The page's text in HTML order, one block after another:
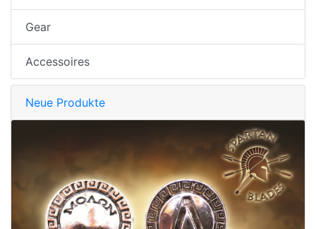
Gear
Accessoires
Neue Produkte